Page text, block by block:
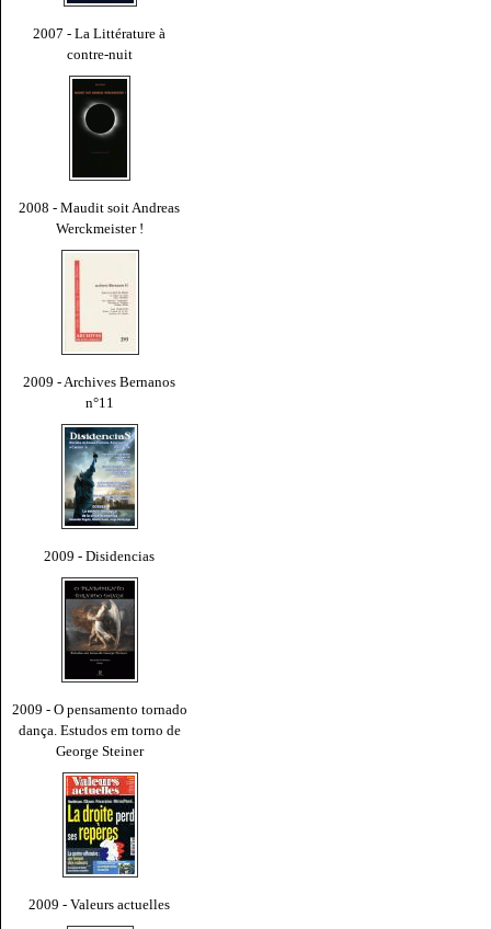
2007 - La Littérature à
contre-nuit
2008 - Maudit soit Andreas
Werckmeister !
2009 - Archives Bernanos
n°11
2009 - Disidencias
2009 - O pensamento tornado
dança. Estudos em torno de
George Steiner
2009 - Valeurs actuelles